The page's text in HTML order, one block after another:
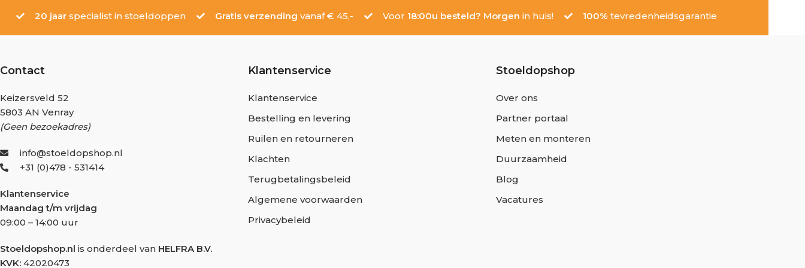
20 jaarspecialist in stoeldoppen Gratis verzending vanaf € 45,- Voor 18:00u besteld? Morgen in huis! 100% tevredenheidsgarantie
Contact
Keizersveld 52
5803 AN Venray
(Geen bezoekadres)
info@stoeldopshop.nl
+31 (0)478 - 531414
Klantenservice
Maandag t/m vrijdag
09:00 – 14:00 uur
Stoeldopshop.nl is onderdeel van HELFRA B.V.
KVK: 42020473
Klantenservice
Klantenservice
Bestelling en levering
Ruilen en retourneren
Klachten
Terugbetalingsbeleid
Algemene voorwaarden
Privacybeleid
Stoeldopshop
Over ons
Partner portaal
Meten en monteren
Duurzaamheid
Blog
Vacatures